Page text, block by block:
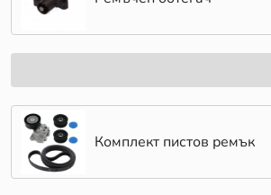
Комплект пистов ремък